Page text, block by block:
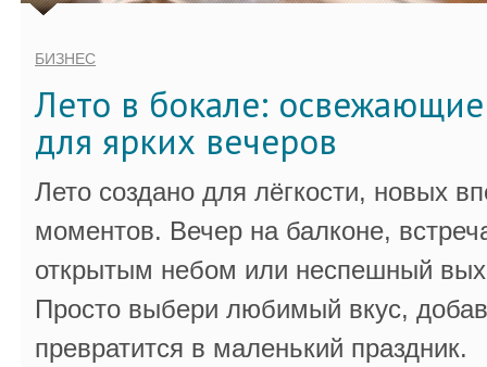
БИЗНЕС
Лето в бокале:
для ярких вечеров
Лето создано для лёгкости, новых
моментов. Вечер на балконе,
открытым небом или неспешный
Просто выбери любимый вкус,
превратится в маленький праздник.